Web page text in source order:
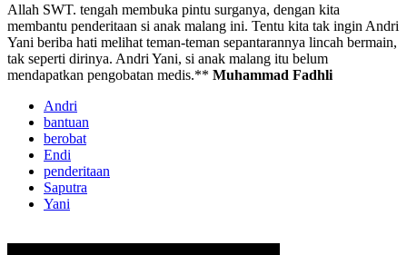
Allah SWT. tengah membuka pintu surganya, dengan kita
membantu penderitaan si anak malang ini. Tentu kita tak ingin Andri
Yani beriba hati melihat teman-teman sepantarannya lincah bermain,
tak seperti dirinya. Andri Yani, si anak malang itu belum
mendapatkan pengobatan medis.** Muhammad Fadhli
Andri
bantuan
berobat
Endi
penderitaan
Saputra
Yani